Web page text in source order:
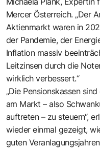
Mercer Österreich. „Der
Aktienmarkt waren in
der Pandemie, der
Inflation massiv
Leitzinsen durch die
wirklich verbessert.“
„Die Pensionskassen
am Markt – also
auftreten – zu steuern“,
wieder einmal gezeigt,
guten